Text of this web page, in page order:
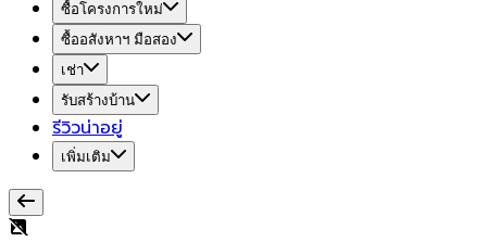
ซื้อโครงการใหม่
ซื้ออสังหาฯ มือสอง
เช่า
รับสร้างบ้าน
รีวิวน่าอยู่
เพิ่มเติม